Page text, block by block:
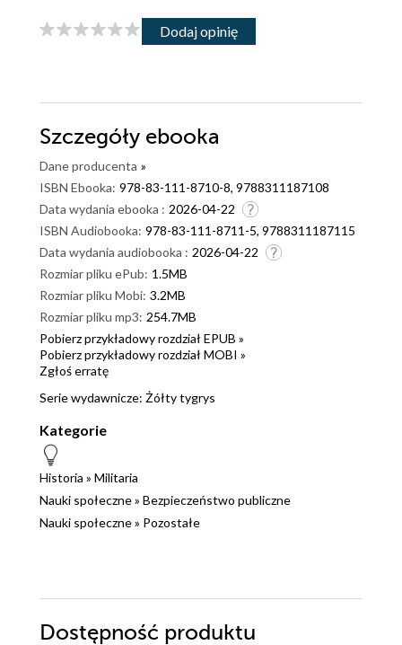
Dodaj opinię
Szczegóły ebooka
Dane producenta »
ISBN Ebooka: 978-83-111-8710-8, 9788311187108
Data wydania ebooka : 2026-04-22
ISBN Audiobooka: 978-83-111-8711-5, 9788311187115
Data wydania audiobooka : 2026-04-22
Rozmiar pliku ePub: 1.5MB
Rozmiar pliku Mobi: 3.2MB
Rozmiar pliku mp3: 254.7MB
Pobierz przykładowy rozdział EPUB »
Pobierz przykładowy rozdział MOBI »
Zgłoś erratę
Serie wydawnicze: Żółty tygrys
Kategorie
Historia » Militaria
Nauki społeczne» Bezpieczeństwo publiczne
Nauki społeczne» Pozostałe
Dostępność produktu